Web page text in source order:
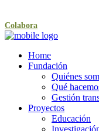
Colabora
Home
Fundación
Quiénes
Qué
Gestión
Proyectos
Educación